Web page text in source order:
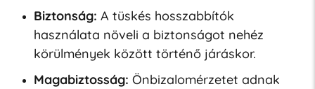
Biztonság: A tüskés hosszabbítók
használata növeli a biztonságot nehéz
körülmények között történő járáskor.
Magabiztosság: Önbizalomérzetet adnak